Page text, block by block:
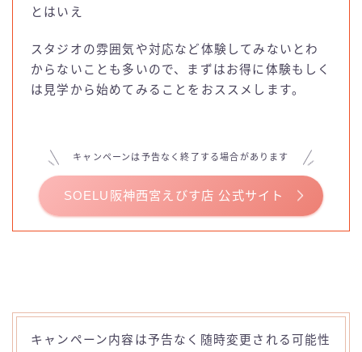
とはいえ
スタジオの雰囲気や対応など体験してみないとわ
からないことも多いので、まずはお得に体験もしく
は見学から始めてみることをおススメします。
キャンペーンは予告なく終了する場合があります
SOELU阪神西宮えびす店 公式サイト
キャンペーン内容は予告なく随時変更される可能性